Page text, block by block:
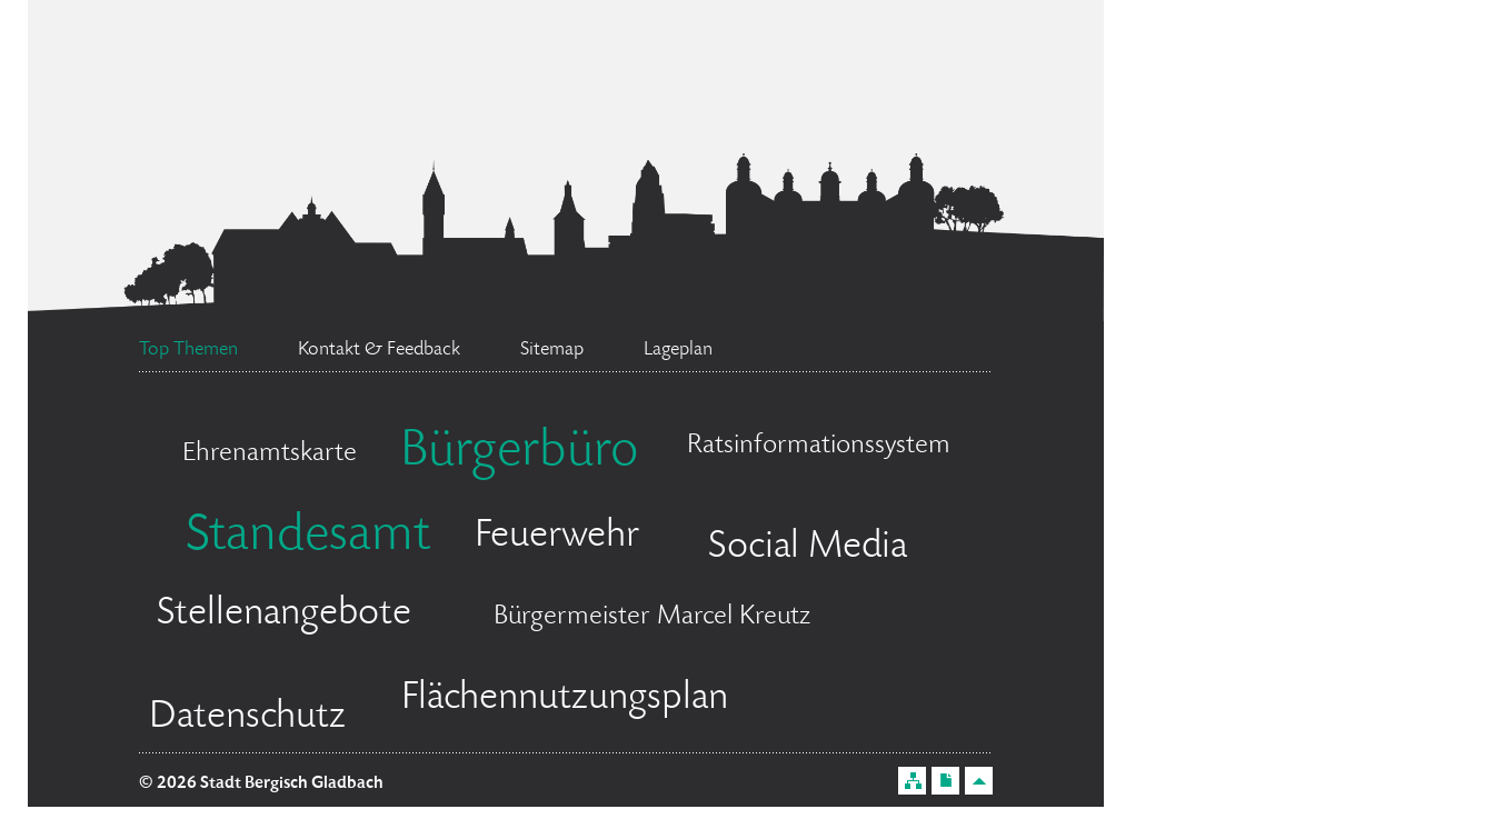
Top Themen Kontakt & Feedback Sitemap Lageplan
Ehrenamtskarte Bürgerbüro Ratsinformationssystem
Standesamt Feuerwehr
Social Media
Stellenangebote
Bürgermeister Marcel Kreutz
Datenschutz Flächennutzungsplan
© 2026 Stadt Bergisch Gladbach